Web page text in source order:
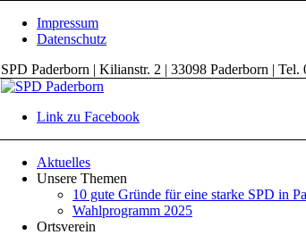
Impressum
Datenschutz
SPD Paderborn | Kilianstr. 2 | 33098 Paderborn | Tel.
Link zu Facebook
Aktuelles
Unsere Themen
10 gute Gründe für eine starke SPD in
Wahlprogramm 2025
Ortsverein